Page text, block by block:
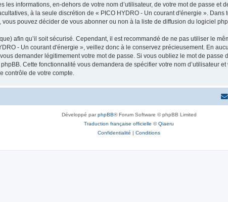
les informations, en-dehors de votre nom d’utilisateur, de votre mot de passe et
à la seule discrétion de « PICO HYDRO - Un courant d'énergie ».
pouvez décider de vous abonner ou non à la liste de diffusion du logiciel
afin qu’il soit sécurisé. Cependant, il est recommandé de ne pas utiliser le
- Un courant d'énergie », veillez donc à le conservez précieusement. En
demander légitimement votre mot de passe. Si vous oubliez le mot de passe
Cette fonctionnalité vous demandera de spécifier votre nom d’utilisateur
contrôle de votre compte.
Développé parphpBB® Forum Software © phpBB Limited
Traduction française officielle ©Qiaeru
Confidentialité | Conditions